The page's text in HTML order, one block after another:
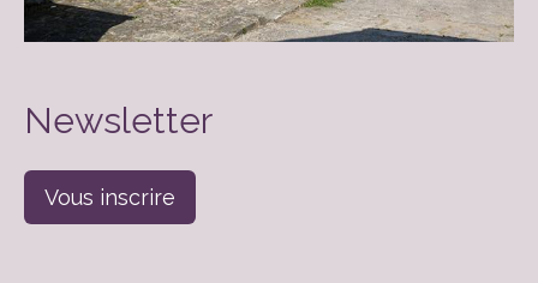
Newsletter
Vous inscrire